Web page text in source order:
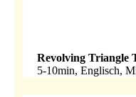
Revolving Triangle
5-10min, Englisch,